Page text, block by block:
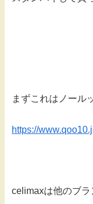
まずこれはノール
https://
celimaxは他のブ